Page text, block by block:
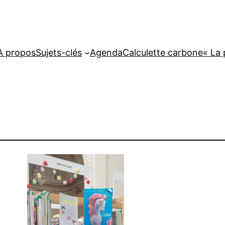
proposSujets-clés AgendaCalculette carbone« La